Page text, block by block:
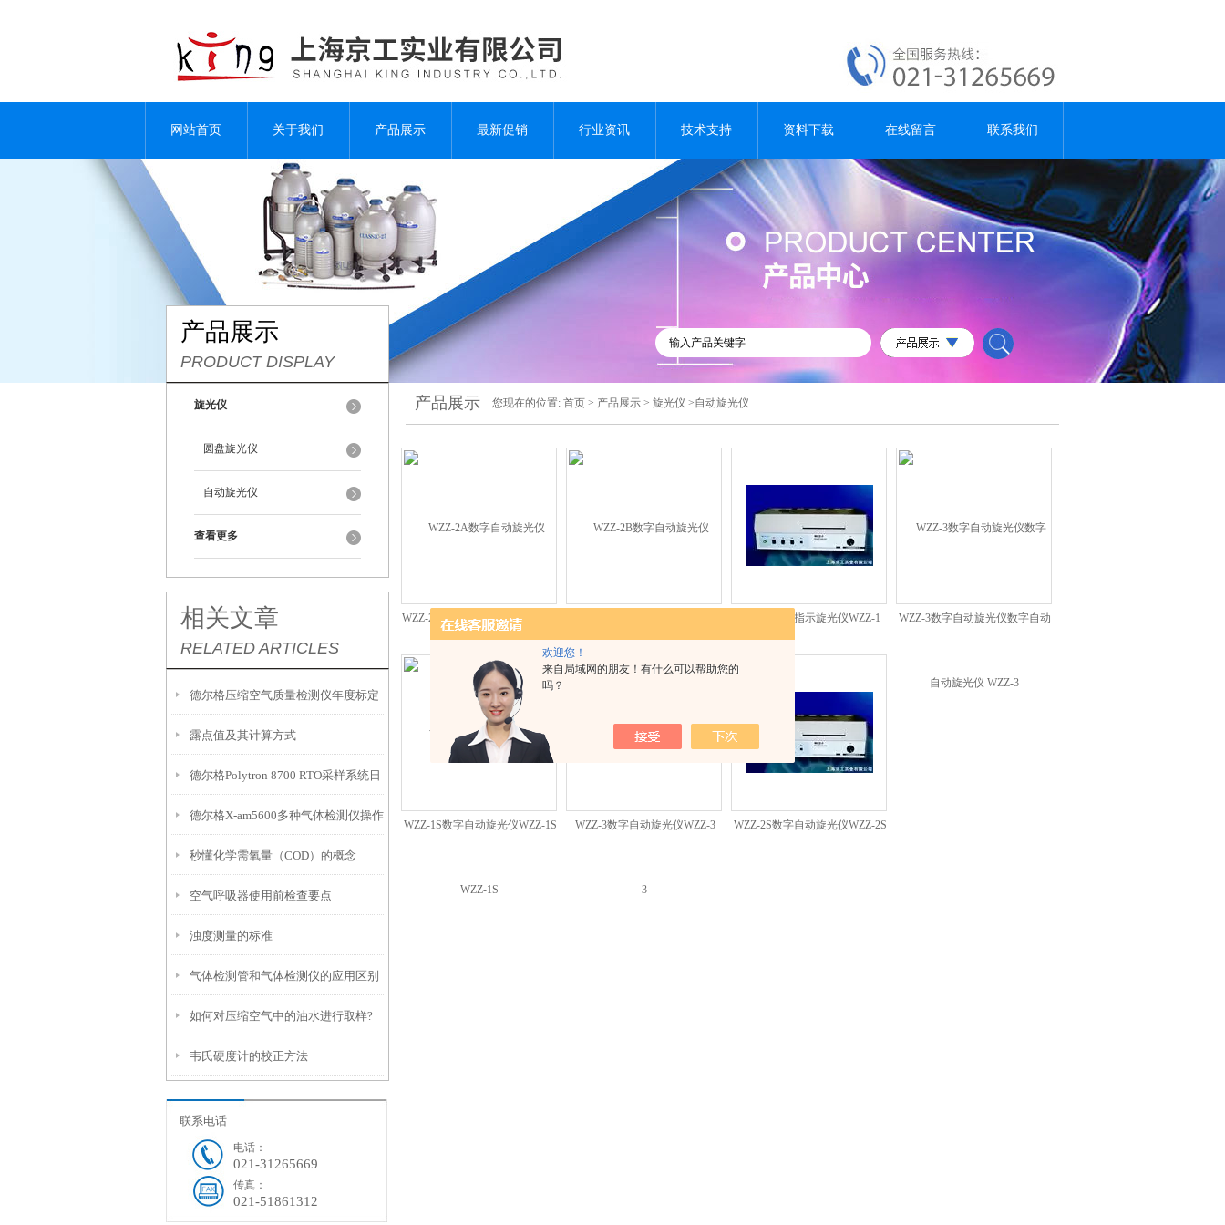
欢迎您！
来自局域网的朋友！有什么可以帮助您的
吗？
网站首页 关于我们 产品展示 最新促销 行业资讯 技术支持 资料下载 在线留言 联系我们
产品展示
PRODUCT DISPLAY
旋光仪
圆盘旋光仪
自动旋光仪
查看更多
相关文章
RELATED ARTICLES
德尔格压缩空气质量检测仪年度标定
校准解决方案
露点值及其计算方式
德尔格Polytron 8700 RTO采样系统日
常维护
德尔格X-am5600多种气体检测仪操作
流程
秒懂化学需氧量（COD）的概念
空气呼吸器使用前检查要点
浊度测量的标准
气体检测管和气体检测仪的应用区别
如何对压缩空气中的油水进行取样?
德尔格压缩空气质量检测仪！
韦氏硬度计的校正方法
联系电话
电话：
021-31265669
传真：
021-51861312
产品展示 您现在的位置: 首页 > 产品展示 > 旋光仪 >自动旋光仪
WZZ-2A数字自动旋光仪WZZ-2A WZZ-1自动指示旋光仪WZZ-1 WZZ-3数字自动旋光仪数字自动
WZZ-1S数字自动旋光仪WZZ-1S WZZ-3数字自动旋光仪WZZ-3 WZZ-2S数字自动旋光仪WZZ-2S